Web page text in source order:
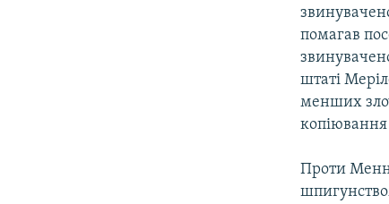
помагав
штаті
менших
копіювання
Проти